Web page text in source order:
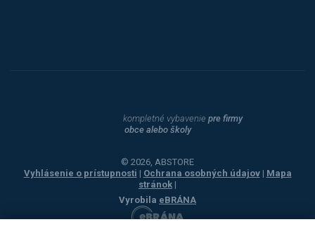
kompletné vybavenie pre firmy
obce alebo školy
© 2026, ABSTORE
Vyhlásenie o prístupnosti | Ochrana osobných údajov | Mapa
stránok |
Vyrobila eBRÁNA